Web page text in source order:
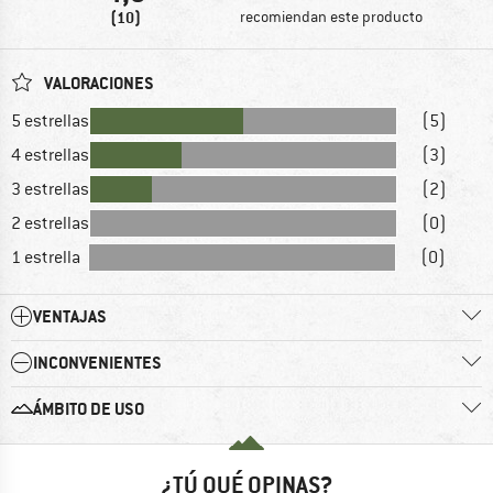
(10) recomiendan este producto
VALORACIONES
5 estrellas
(5)
4 estrellas
(3)
3 estrellas
(2)
2 estrellas
(0)
1 estrella
(0)
VENTAJAS
INCONVENIENTES
ÁMBITO DE USO
¿TÚ QUÉ OPINAS?